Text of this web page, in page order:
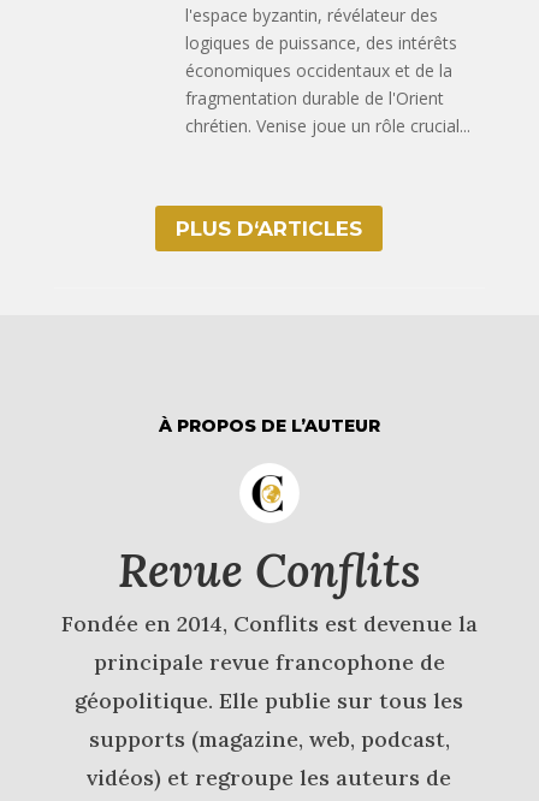
l'espace byzantin, révélateur des
logiques de puissance, des intérêts
économiques occidentaux et de la
fragmentation durable de l'Orient
chrétien. Venise joue un rôle crucial...
PLUS D‘ARTICLES
À PROPOS DE L’AUTEUR
Revue Conflits
Fondée en 2014, Conflits est devenue la
principale revue francophone de
géopolitique. Elle publie sur tous les
supports (magazine, web, podcast,
vidéos) et regroupe les auteurs de